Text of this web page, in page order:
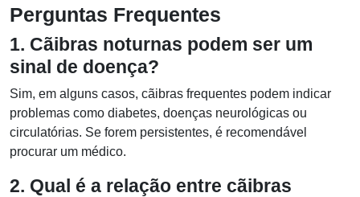
Perguntas Frequentes
1. Cãibras noturnas podem ser um
sinal de doença?
Sim, em alguns casos, cãibras frequentes podem indicar
problemas como diabetes, doenças neurológicas ou
circulatórias. Se forem persistentes, é recomendável
procurar um médico.
2. Qual é a relação entre cãibras